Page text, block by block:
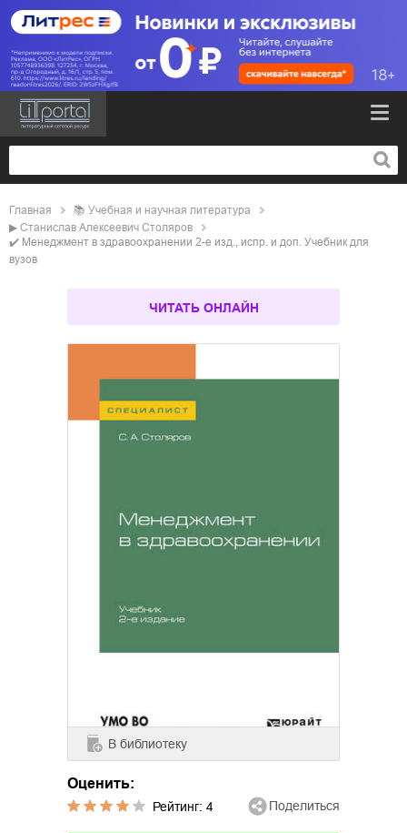
Главная 📚
учебная и научная литература
▶ Станислав Алексеевич Столяров
✔️ Менеджмент в здравоохранении 2-е изд., испр. и доп. Учебник для
вузов
ЧИТАТЬ ОНЛАЙН
В библиотеку
Оценить:
Рейтинг: 4 Поделиться